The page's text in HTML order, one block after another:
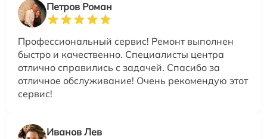
Петров Роман
Профессиональный сервис! Ремонт выполнен
быстро и качественно. Специалисты центра
отлично справились с задачей. Спасибо за
отличное обслуживание! Очень рекомендую этот
сервис!
Иванов Лев